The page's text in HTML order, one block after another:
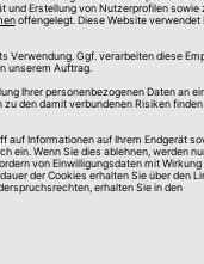
zzgl.